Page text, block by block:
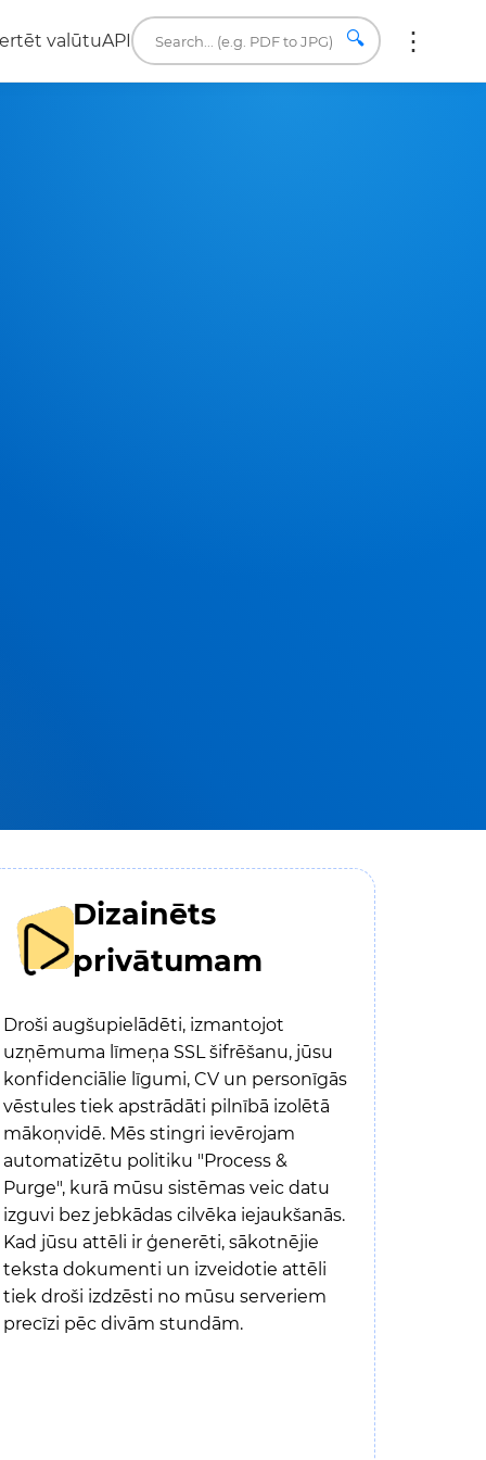
valūtuAPI 🔍
Dizainēts
privātumam
Droši augšupielādēti, izmantojot
uzņēmuma līmeņa SSL šifrēšanu, jūsu
konfidenciālie līgumi, CV un personīgās
vēstules tiek apstrādāti pilnībā izolētā
mākoņvidē. Mēs stingri ievērojam
automatizētu politiku "Process &
Purge", kurā mūsu sistēmas veic datu
izguvi bez jebkādas cilvēka iejaukšanās.
Kad jūsu attēli ir ģenerēti, sākotnējie
teksta dokumenti un izveidotie attēli
tiek droši izdzēsti no mūsu serveriem
precīzi pēc divām stundām.